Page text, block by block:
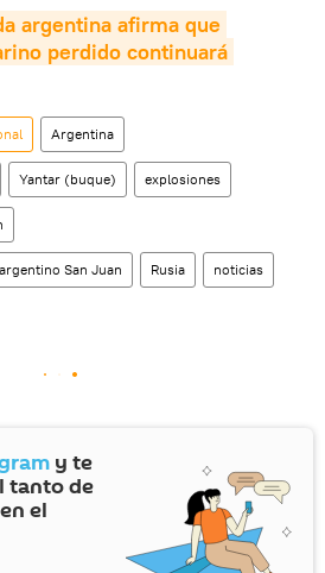
argentina afirma que
perdido continuará
Argentina
Yantar (buque) explosiones
San Juan Rusia noticias
y te
tanto de
el